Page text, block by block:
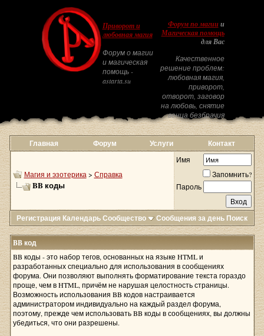
Приворот и
любовная магия
Форум о магии
и магическая
помощь -
astarta.su
Форум по магиии
Магическая помощь
для Вас
Качественное
решение проблем:
любовная магия,
приворот,
отворот, заговор
на любовь, снятие
венца безбрачия
Главная Форум Услуги Контакт
Магия и эзотерика > Справка
BB коды
Имя
Запомнить?
Пароль
Регистрация КалендарьСообщество Сообщения за день Поиск
BB код
BB коды - это набор тегов, основанных на языке HTML и
разработанных специально для использования в сообщениях
форума. Они позволяют выполнять форматирование текста гораздо
проще, чем в HTML, причём не нарушая целостность страницы.
Возможность использования BB кодов настраивается
администратором индивидуально на каждый раздел форума,
поэтому, прежде чем использовать BB коды в сообщениях, вы должны
убедиться, что они разрешены.